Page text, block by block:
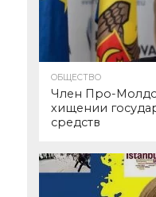
ОБЩЕСТВО
Член Про-
хищении
средств